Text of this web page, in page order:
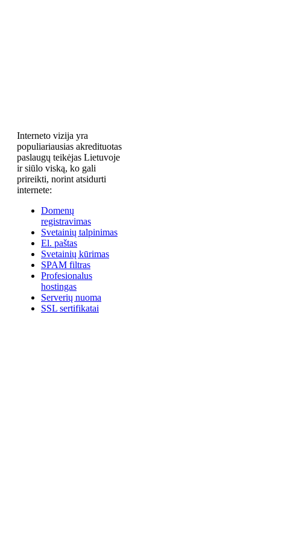
Interneto vizija yra
populiariausias akredituotas
paslaugų teikėjas Lietuvoje
ir siūlo viską, ko gali
prireikti, norint atsidurti
internete:
Domenų
registravimas
Svetainių talpinimas
El. paštas
Svetainių kūrimas
SPAM filtras
Profesionalus
hostingas
Serverių nuoma
SSL sertifikatai